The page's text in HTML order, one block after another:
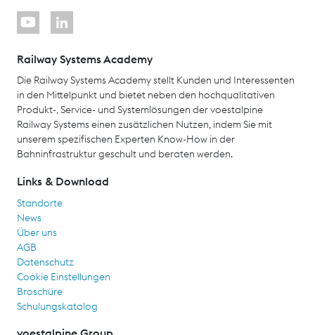
Railway Systems Academy
Die Railway Systems Academy stellt Kunden und Interessenten
in den Mittelpunkt und bietet neben den hochqualitativen
Produkt-, Service- und Systemlösungen der voestalpine
Railway Systems einen zusätzlichen Nutzen, indem Sie mit
unserem spezifischen Experten Know-How in der
Bahninfrastruktur geschult und beraten werden.
Links & Download
Standorte
News
Über uns
AGB
Datenschutz
Cookie Einstellungen
Broschüre
Schulungskatalog